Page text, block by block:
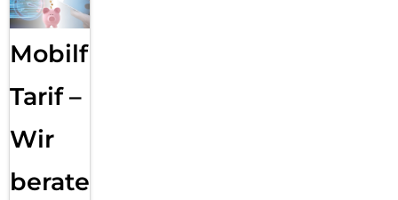
Mobilfunk
Tarif –
Wir
beraten